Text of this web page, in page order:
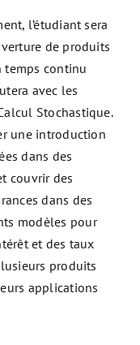
l’étudiant sera
de produits
temps continu
avec les
Stochastique.
une introduction
dans des
couvrir des
dans des
modèles pour
et des taux
produits
applications